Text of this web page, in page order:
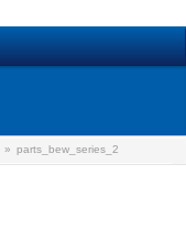
» parts_bew_series_2